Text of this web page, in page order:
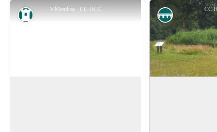
V.Mendras - CC HCC
Patrimoine
CC
Ouvrage